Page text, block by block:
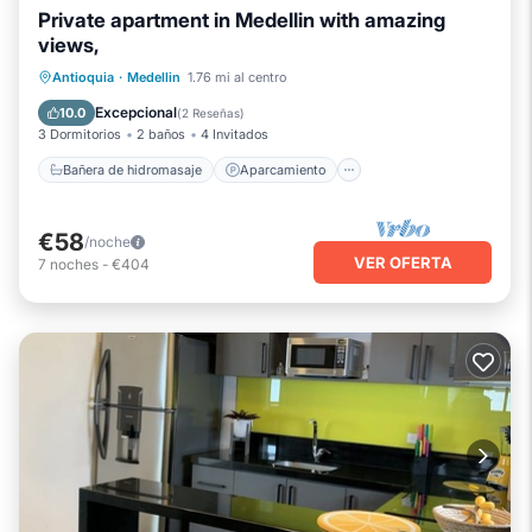
Private apartment in Medellin with amazing
views,
Antioquia · Medellin 1.76 mi al centro
10.0 Excepcional(2 Reseñas)
3 Dormitorios 2 baños 4 Invitados
Bañera de hidromasaje Aparcamiento
Bañera de hidromasaje
Piscina
Balcón/Terraza
€58/noche
7 noches - €404 VER OFERTA